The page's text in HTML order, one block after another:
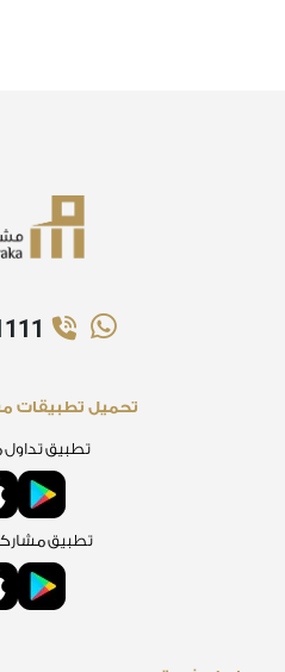
تحميل تطبيقات
تطبيق
تطبيق